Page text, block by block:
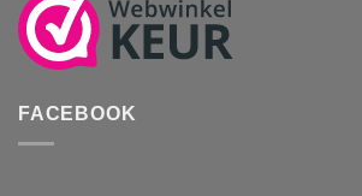
FACEBOOK